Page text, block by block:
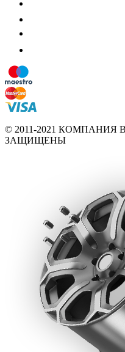
© 2011-2021 КОМПАНИЯ
ЗАЩИЩЕНЫ